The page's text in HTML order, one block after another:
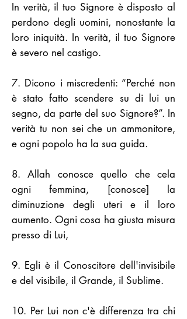
In verità, il tuo Signore è disposto al
perdono degli uomini, nonostante la
loro iniquità. In verità, il tuo Signore
è severo nel castigo.
7. Dicono i miscredenti: “Perché non
è stato fatto scendere su di lui un
segno, da parte del suo Signore?”. In
verità tu non sei che un ammonitore,
e ogni popolo ha la sua guida.
8. Allah conosce quello che cela
ogni femmina, [conosce] la
diminuzione degli uteri e il loro
aumento. Ogni cosa ha giusta misura
presso di Lui,
9. Egli è il Conoscitore dell'invisibile
e del visibile, il Grande, il Sublime.
10. Per Lui non c'è differenza tra chi